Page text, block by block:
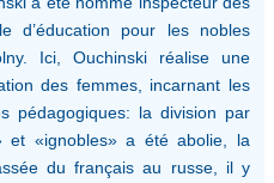
d’éducation pour les nobles
Ici, Ouchinski réalise une
des femmes, incarnant les
pédagogiques: la division par
et «ignobles» a été abolie, la
du français au russe, il y